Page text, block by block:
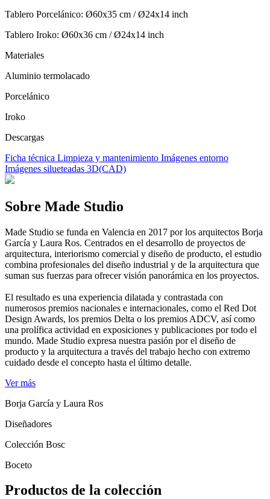
Tablero Porcelánico: Ø60x35 cm / Ø24x14 inch
Tablero Iroko: Ø60x36 cm / Ø24x14 inch
Materiales
Aluminio termolacado
Porcelánico
Iroko
Descargas
Ficha técnica Limpieza y mantenimiento Imágenes entorno
Imágenes silueteadas 3D(CAD)
Sobre Made Studio
Made Studio se funda en Valencia en 2017 por los arquitectos Borja
García y Laura Ros. Centrados en el desarrollo de proyectos de
arquitectura, interiorismo comercial y diseño de producto, el estudio
combina profesionales del diseño industrial y de la arquitectura que
suman sus fuerzas para ofrecer visión panorámica en los proyectos.
El resultado es una experiencia dilatada y contrastada con
numerosos premios nacionales e internacionales, como el Red Dot
Design Awards, los premios Delta o los premios ADCV, así como
una prolífica actividad en exposiciones y publicaciones por todo el
mundo. Made Studio expresa nuestra pasión por el diseño de
producto y la arquitectura a través del trabajo hecho con extremo
cuidado desde el concepto hasta el último detalle.
Ver más
Borja García y Laura Ros
Diseñadores
Colección Bosc
Boceto
Productos de la colección